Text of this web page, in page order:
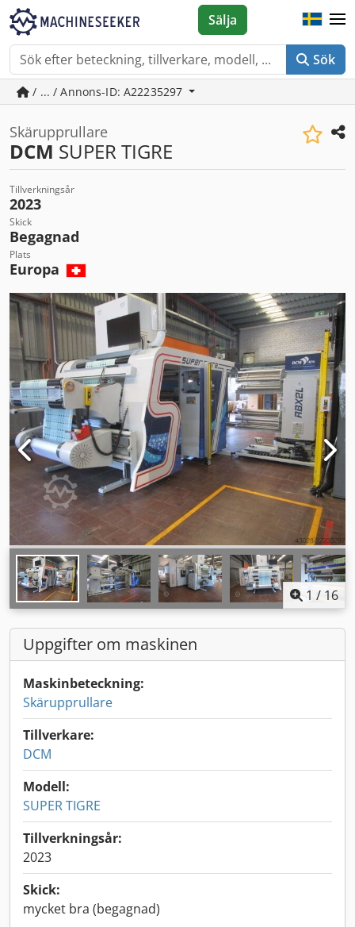
Sök
Sälja
/ ... / Annons-ID: A22235297
Skärupprullare
DCM SUPER TIGRE
Tillverkningsår
2023
Skick
Begagnad
Plats
Europa
1 / 16
Uppgifter om maskinen
Maskinbeteckning:
Skärupprullare
Tillverkare:
DCM
Modell:
SUPER TIGRE
Tillverkningsår:
2023
Skick:
mycket bra (begagnad)